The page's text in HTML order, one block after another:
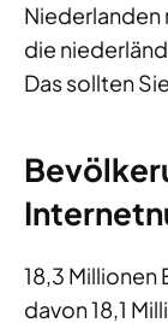
Niederlanden
die
Das sollten
18,3 Millionen
davon 18,1